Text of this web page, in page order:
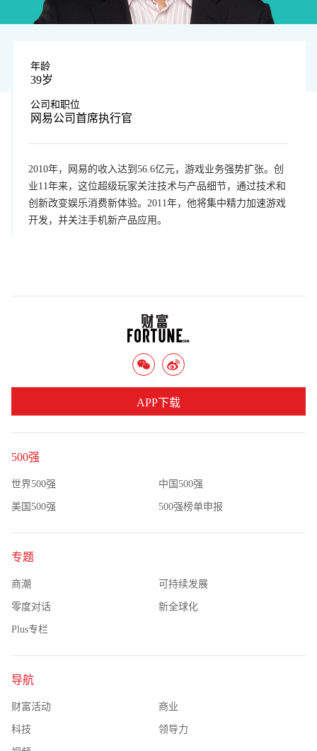
年龄
39岁
公司和职位
网易公司首席执行官
2010年，网易的收入达到56.6亿元，游戏业务强势扩张。创
业11年来，这位超级玩家关注技术与产品细节，通过技术和
创新改变娱乐消费新体验。2011年，他将集中精力加速游戏
开发，并关注手机新产品应用。
500强
世界500强 中国500强
美国500强 500强榜单申报
专题
商潮 可持续发展
零度对话 新全球化
Plus专栏
导航
财富活动 商业
科技 领导力
APP下载